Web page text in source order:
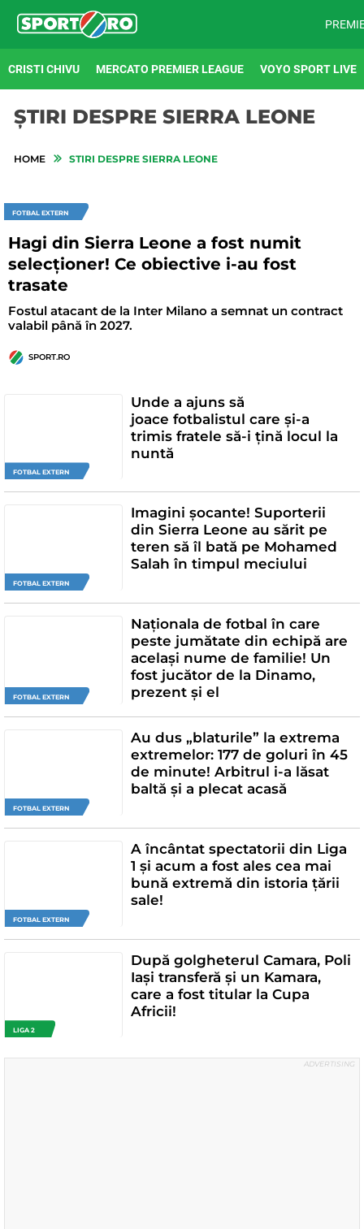
CRISTI CHIVU MERCATO PREMIER LEAGUE VOYO SPORT LIVE
ȘTIRI DESPRE SIERRA LEONE
HOME STIRI DESPRE SIERRA LEONE
FOTBAL EXTERN
Hagi din Sierra Leone a fost numit
selecționer! Ce obiective i-au fost
trasate
Fostul atacant de la Inter Milano a semnat un contract
valabil până în 2027.
SPORT.RO
FOTBAL EXTERN
Unde a ajuns să
joace fotbalistul care și-a
trimis fratele să-i țină locul la
nuntă
FOTBAL EXTERN
Imagini șocante! Suporterii
din Sierra Leone au sărit pe
teren să îl bată pe Mohamed
Salah în timpul meciului
FOTBAL EXTERN
Naționala de fotbal în care
peste jumătate din echipă are
același nume de familie! Un
fost jucător de la Dinamo,
prezent și el
FOTBAL EXTERN
Au dus „blaturile” la extrema
extremelor: 177 de goluri în 45
de minute! Arbitrul i-a lăsat
baltă și a plecat acasă
FOTBAL EXTERN
A încântat spectatorii din Liga
1 și acum a fost ales cea mai
bună extremă din istoria țării
sale!
LIGA 2
După golgheterul Camara, Poli
Iași transferă și un Kamara,
care a fost titular la Cupa
Africii!